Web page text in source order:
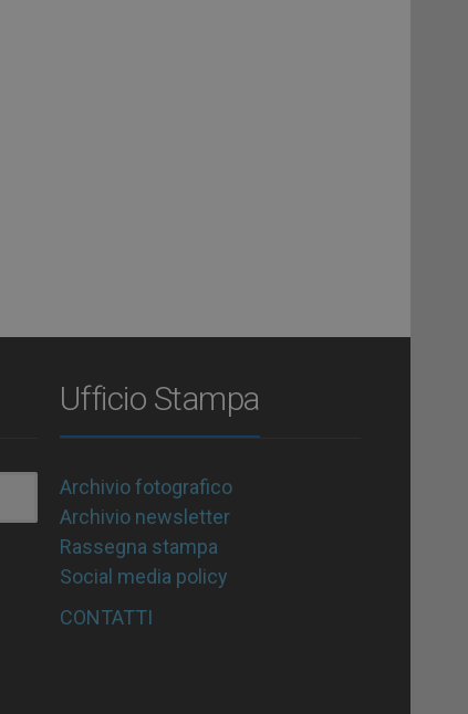
Ufficio Stampa
Archivio fotografico
Archivio newsletter
Rassegna stampa
Social media policy
CONTATTI